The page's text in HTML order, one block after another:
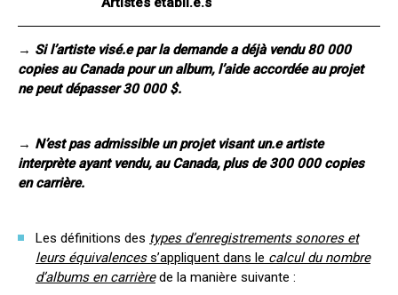
→ Si l’artiste visé.e par la demande a déjà vendu 80 000
copies au Canada pour un album, l’aide accordée au projet
ne peut dépasser 30 000 $.
→ N’est pas admissible un projet visant un.e artiste
interprète ayant vendu, au Canada, plus de 300 000 copies
en carrière.
Les définitions des types d’enregistrements sonores et
leurs équivalencess’appliquent dans le calcul du nombre
d’albums en carrière de la manière suivante :